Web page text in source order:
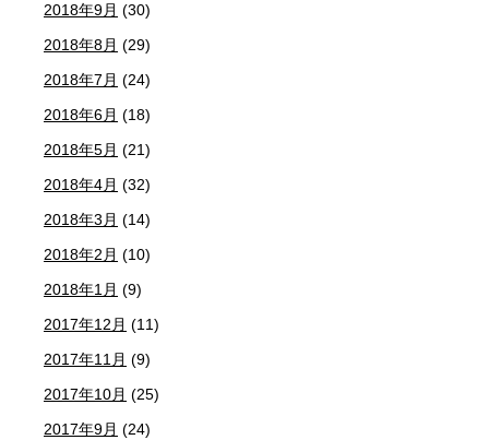
2018年9月 (30)
2018年8月 (29)
2018年7月 (24)
2018年6月 (18)
2018年5月 (21)
2018年4月 (32)
2018年3月 (14)
2018年2月 (10)
2018年1月 (9)
2017年12月 (11)
2017年11月 (9)
2017年10月 (25)
2017年9月 (24)